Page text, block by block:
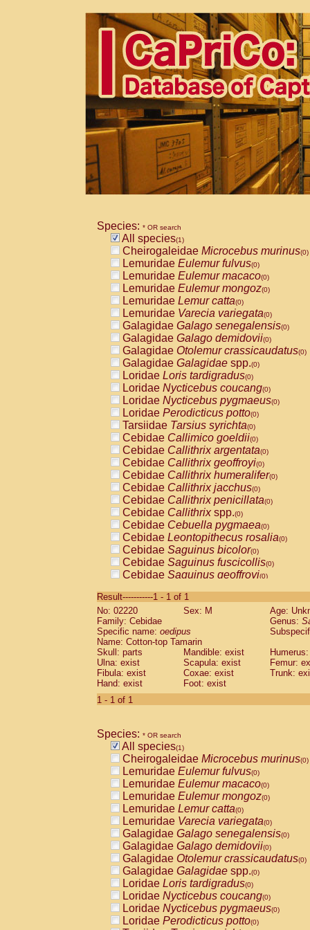
Species: * OR search
All species(1)
Cheirogaleidae Microcebus murinus(0)
Lemuridae Eulemur fulvus(0)
Lemuridae Eulemur macaco(0)
Lemuridae Eulemur mongoz(0)
Lemuridae Lemur catta(0)
Lemuridae Varecia variegata(0)
Galagidae Galago senegalensis(0)
Galagidae Galago demidovii(0)
Galagidae Otolemur crassicaudatus(0)
Galagidae Galagidae spp.(0)
Loridae Loris tardigradus(0)
Loridae Nycticebus coucang(0)
Loridae Nycticebus pygmaeus(0)
Loridae Perodicticus potto(0)
Tarsiidae Tarsius syrichta(0)
Cebidae Callimico goeldii(0)
Cebidae Callithrix argentata(0)
Cebidae Callithrix geoffroyi(0)
Cebidae Callithrix humeralifer(0)
Cebidae Callithrix jacchus(0)
Cebidae Callithrix penicillata(0)
Cebidae Callithrixspp.(0)
Cebidae Cebuella pygmaea(0)
Cebidae Leontopithecus rosalia(0)
Cebidae Saguinus bicolor(0)
Cebidae Saguinus fuscicollis(0)
Cebidae Saguinus geoffroyi(0)
CebidaeSaguinus labiatus(0)
Cebidae Saguinus leucopus (0)
Cebidae
CebidaeSaguinus mystax
Cebidae Saguinus nigricollis (0)
Cebidae Saguinus oedipus
Cebidae Saguinus weddelli
Cebidae Saguinusspp.
Cebidae
CebidaeCebus capucinus
CebidaeCebus nigrivittatus
CebidaeCebus spp.(0)
CebidaeSaimiri boliviensis(0)
CebidaeSaimiri sciureus(0)
AtelidaeAlouatta caraya(0)
AtelidaeAlouatta fusca(0)
AtelidaeAlouatta seniculus(0)
AtelidaeAlouattaspp.(0)
AtelidaeAteles belzebuth(0)
AtelidaeAteles geoffroyi(0)
AtelidaeAteles paniscus(0)
AtelidaeAtelesspp.(0)
AtelidaeLagothrix lagothricha(0)
AtelidaeLagothrix lagothricha cana
PitheciidaeCacajao calvus
Result-----------1 - 1 of 1
No: 02220
Sex: M
Age:
Family: Cebidae
Genus:
Specific name: oedipus
Name: Cotton-top Tamarin
Skull: parts
Mandible: exist
Ulna: exist
Scapula: exist
Femur:
Fibula: exist
Coxae: exist
Trunk:
Hand: exist
Foot: exist
1 - 1 of 1
Species: * OR search
All species(1)
Cheirogaleidae Microcebus murinus(0)
Lemuridae Eulemur fulvus(0)
Lemuridae Eulemur macaco(0)
Lemuridae Eulemur mongoz(0)
Lemuridae Lemur catta(0)
Lemuridae Varecia variegata(0)
Galagidae Galago senegalensis(0)
Galagidae Galago demidovii(0)
Galagidae Otolemur crassicaudatus(0)
Galagidae Galagidae spp.(0)
Loridae Loris tardigradus(0)
Loridae Nycticebus coucang(0)
Loridae Nycticebus pygmaeus(0)
Loridae Perodicticus potto(0)